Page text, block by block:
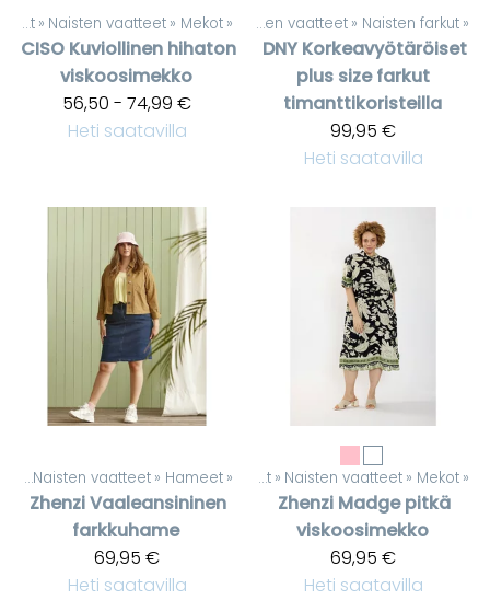
Tuotteet ‪» Naisten vaatteet ‪» Mekot ‪»
CISO Kuviollinen hihaton
viskoosimekko
56,50 - 74,99 €
Heti saatavilla
Tuotteet‪» Naisten vaatteet ‪» Naisten farkut ‪»
DNY Korkeavyötäröiset
plus size farkut
timanttikoristeilla
99,95 €
Heti saatavilla
‪» Naisten vaatteet ‪» Hameet ‪»
ZhenziVaaleansininen
farkkuhame
69,95 €
Heti saatavilla
Tuotteet ‪» Naisten vaatteet ‪» Mekot ‪»
Zhenzi Madge pitkä
viskoosimekko
69,95 €
Heti saatavilla